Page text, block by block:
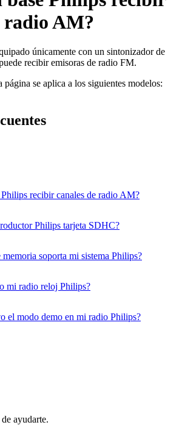
radio AM?
únicamente con un sintonizador de
recibir emisoras de radio FM.
se aplica a los siguientes modelos:
Philips recibir canales de radio AM?
Philips tarjeta SDHC?
memoria soporta mi sistema Philips?
mi radio reloj Philips?
el modo demo en mi radio Philips?
ayudarte.